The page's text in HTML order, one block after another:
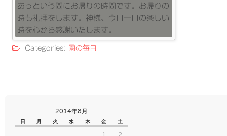
あっという間にお帰りの時間です。お帰りの
時も礼拝をします。神様、今日一日の楽しい
時を心から感謝いたします。
Categories: 園の毎日
2014年8月
日 月 火 水 木 金 土